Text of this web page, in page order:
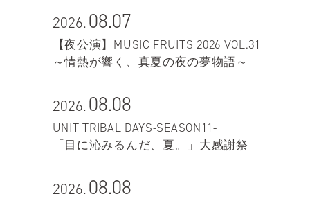
2026.08.07
【夜公演】MUSIC FRUITS 2026 VOL.31
～情熱が響く、真夏の夜の夢物語～
2026.08.08
UNIT TRIBAL DAYS-SEASON11-
「目に沁みるんだ、夏。」大感謝祭
2026.08.08